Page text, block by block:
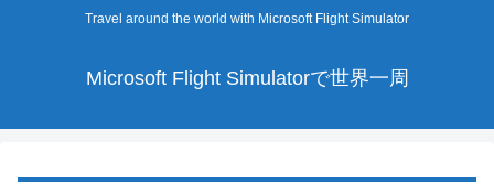
Travel around the world with Microsoft Flight Simulator
Microsoft Flight Simulatorで世界一周